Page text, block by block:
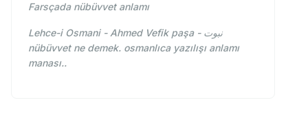
Farsçada nübüvvet anlamı
Lehce-i Osmani - Ahmed Vefik paşa - نبوت
nübüvvet ne demek. osmanlıca yazılışı anlamı
manası..